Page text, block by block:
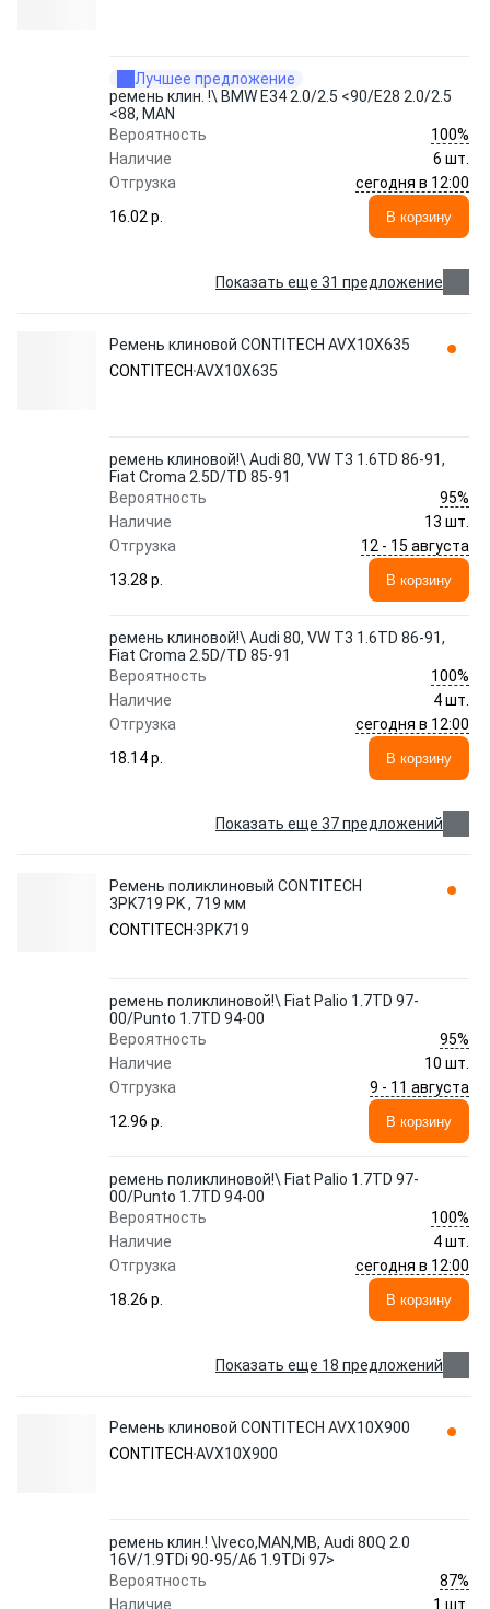
Лучшее предложение
ремень клин. !\ BMW E34 2.0/2.5 <90/E28 2.0/2.5
<88, MAN
Вероятность
100%
Наличие
6 шт.
Отгрузка
сегодня в 12:00
16.02 p.
В корзину
Показать еще 31 предложение
Ремень клиновой CONTITECH AVX10X635
CONTITECH AVX10X635
ремень клиновой!\ Audi 80, VW T3 1.6TD 86-91,
Fiat Croma 2.5D/TD 85-91
Вероятность
95%
Наличие
13 шт.
Отгрузка
12 - 15 августа
13.28 p.
В корзину
ремень клиновой!\ Audi 80, VW T3 1.6TD 86-91,
Fiat Croma 2.5D/TD 85-91
Вероятность
100%
Наличие
4 шт.
Отгрузка
сегодня в 12:00
18.14 p.
В корзину
Показать еще 37 предложений
Ремень поликлиновый CONTITECH
3PK719 PK , 719 мм
CONTITECH 3PK719
ремень поликлиновой!\ Fiat Palio 1.7TD 97-
00/Punto 1.7TD 94-00
Вероятность
95%
Наличие
10 шт.
Отгрузка
9 - 11 августа
12.96 p.
В корзину
ремень поликлиновой!\ Fiat Palio 1.7TD 97-
00/Punto 1.7TD 94-00
Вероятность
100%
Наличие
4 шт.
Отгрузка
сегодня в 12:00
18.26 p.
В корзину
Показать еще 18 предложений
Ремень клиновой CONTITECH AVX10X900
CONTITECH AVX10X900
ремень клин.! \Iveco,MAN,MB, Audi 80Q 2.0
16V/1.9TDi 90-95/A6 1.9TDi 97>
Вероятность
87%
Наличие
1 шт.